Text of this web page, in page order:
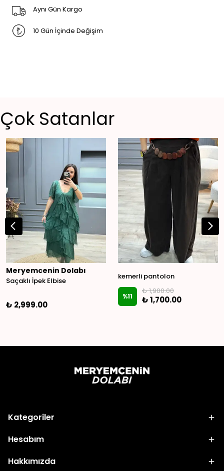
Aynı Gün Kargo
10 Gün İçinde Değişim
Çok Satanlar
Meryemcenin Dolabı
Saçaklı İpek Elbise
₺ 2,999.00
kemerli pantolon
%11
₺ 1,900.00
₺ 1,700.00
Kategoriler
Hesabım
Hakkımızda